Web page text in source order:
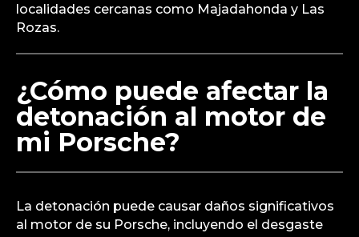
localidades cercanas como Majadahonda y Las
Rozas.
¿Cómo puede afectar la
detonación al motor de
mi Porsche?
La detonación puede causar daños significativos
al motor de su Porsche, incluyendo el desgaste